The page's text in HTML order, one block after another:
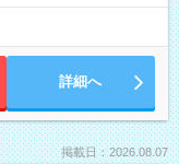
詳細へ
掲載日：2026.08.07